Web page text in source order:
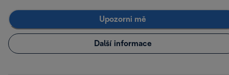
Upozorni mě
Další informace